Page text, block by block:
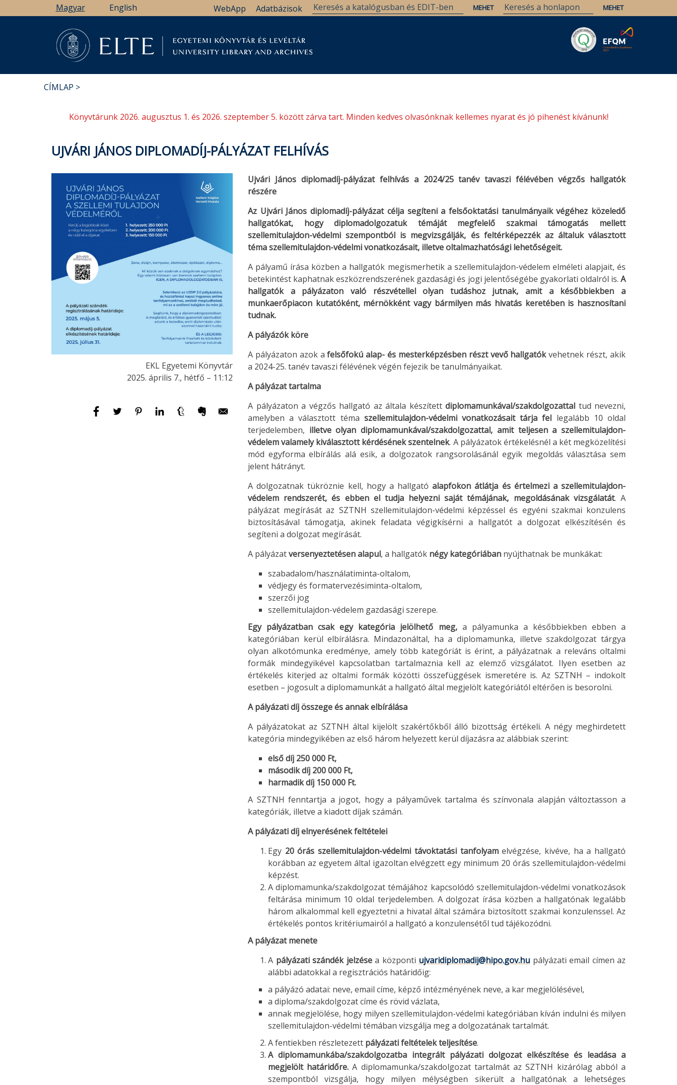
a
Magyar English Adatbázisok
WebApp
CÍMLAP
Könyvtárunk 2026. augusztus 1. és 2026. szeptember 5. között zárva tart. Minden kedves olvasónknak kellemes nyarat és jó pihenést kívánunk!
UJVÁRI JÁNOS DIPLOMADÍJ-PÁLYÁZAT FELHÍVÁS
EKL Egyetemi Könyvtár
2025. április 7., hétfő – 11:12
Ujvári János diplomadíj-pályázat felhívás a 2024/25 tanév tavaszi félévében végzős hallgatók
részére
Az Ujvári János diplomadíj-pályázat célja segíteni a felsőoktatási tanulmányaik végéhez közeledő
hallgatókat, hogy diplomadolgozatuk témáját megfelelő szakmai támogatás mellett
szellemitulajdon-védelmi szempontból is megvizsgálják, és feltérképezzék az általuk választott
téma szellemitulajdon-védelmi vonatkozásait, illetve oltalmazhatósági lehetőségeit.
A pályamű írása közben a hallgatók megismerhetik a szellemitulajdon-védelem elméleti alapjait, és
betekintést kaphatnak eszközrendszerének gazdasági és jogi jelentőségébe gyakorlati oldalról is. A
hallgatók a pályázaton való részvétellel olyan tudáshoz jutnak, amit a későbbiekben a
munkaerőpiacon kutatóként, mérnökként vagy bármilyen más hivatás keretében is hasznosítani
tudnak.
A pályázók köre
A pályázaton azok afelsőfokú alap- és mesterképzésben részt vevő hallgatókvehetnek részt, akik
a 2024-25. tanév tavaszi félévének végén fejezik be tanulmányaikat.
A pályázat tartalma
A pályázaton a végzős hallgató az általa készített diplomamunkával/szakdolgozattal tud nevezni,
amelyben a választott téma szellemitulajdon-védelmi vonatkozásait tárja fel legalább 10 oldal
terjedelemben, illetve olyan diplomamunkával/szakdolgozattal, amit teljesen a szellemitulajdon-
védelem valamely kiválasztott kérdésének szentelnek. A pályázatok értékelésnél a két megközelítési
mód egyforma elbírálás alá esik, a dolgozatok rangsorolásánál egyik megoldás választása sem
jelent hátrányt.
A dolgozatnak tükröznie kell, hogy a hallgatóalapfokon átlátja és értelmezi a szellemitulajdon-
védelem rendszerét, és ebben el tudja helyezni saját témájának, megoldásának vizsgálatát. A
pályázat megírását az SZTNH szellemitulajdon-védelmi képzéssel és egyéni szakmai konzulens
biztosításával támogatja, akinek feladata végigkísérni a hallgatót a dolgozat elkészítésén és
segíteni a dolgozat megírását.
A pályázatversenyeztetésen alapul, a hallgatók négy kategóriában nyújthatnak be munkákat:
szabadalom/használatiminta-oltalom,
védjegy és formatervezésiminta-oltalom,
szerzői jog
szellemitulajdon-védelem gazdasági szerepe.
Egy pályázatban csak egy kategória jelölhető meg, a pályamunka a későbbiekben ebben a
kategóriában kerül elbírálásra. Mindazonáltal, ha a diplomamunka, illetve szakdolgozat tárgya
olyan alkotómunka eredménye, amely több kategóriát is érint, a pályázatnak a releváns oltalmi
formák mindegyikével kapcsolatban tartalmaznia kell az elemző vizsgálatot. Ilyen esetben az
értékelés kiterjed az oltalmi formák közötti összefüggések ismeretére is. Az SZTNH – indokolt
esetben – jogosult a diplomamunkát a hallgató által megjelölt kategóriától eltérően is besorolni.
A pályázati díj összege és annak elbírálása
A pályázatokat az SZTNH által kijelölt szakértőkből álló bizottság értékeli. A négy meghirdetett
kategória mindegyikében az első három helyezett kerül díjazásra az alábbiak szerint:
első díj 250 000 Ft,
második díj 200 000 Ft,
harmadik díj 150 000 Ft.
A SZTNH fenntartja a jogot, hogy a pályaművek tartalma és színvonala alapján változtasson a
kategóriák, illetve a kiadott díjak számán.
A pályázati díj elnyerésének feltételei
Egy 20 órás szellemitulajdon-védelmi távoktatási tanfolyamelvégzése, kivéve, ha a hallgató
korábban az egyetem által igazoltan elvégzett egy minimum 20 órás szellemitulajdon-védelmi
képzést.
A diplomamunka/szakdolgozat témájához kapcsolódó szellemitulajdon-védelmi vonatkozások
feltárása minimum 10 oldal terjedelemben. A dolgozat írása közben a hallgatónak legalább
három alkalommal kell egyeztetni a hivatal által számára biztosított szakmai konzulenssel. Az
értékelés pontos kritériumairól a hallgató a konzulensétől tud tájékozódni.
A pályázat menete
A pályázati szándék jelzése a központi ujvaridiplomadij@hipo.gov.hu pályázati email címen az
alábbi adatokkal a regisztrációs határidőig:
a pályázó adatai: neve, email címe, képző intézményének neve, a kar megjelölésével,
a diploma/szakdolgozat címe és rövid vázlata,
annak megjelölése, hogy milyen szellemitulajdon-védelmi kategóriában kíván indulni és milyen
szellemitulajdon-védelmi témában vizsgálja meg a dolgozatának tartalmát.
A fentiekben részletezett pályázati feltételek teljesítése.
A diplomamunkába/szakdolgozatba integrált pályázati dolgozat elkészítése és leadása a
megjelölt határidőre.A diplomamunka/szakdolgozat tartalmát az SZTNH kizárólag abból a
szempontból vizsgálja, hogy milyen mélységben sikerült a hallgatónak a lehetséges